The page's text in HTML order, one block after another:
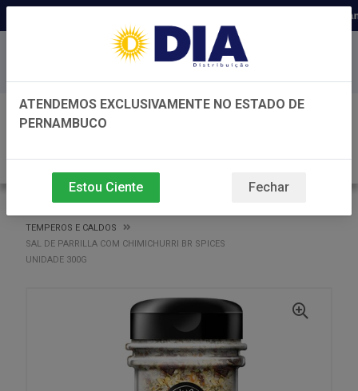
Distribuidora há 22 anos em
Baixe já nosso APP
TEMPEROS E CALDOS
SAL DE PARRILLA COM CHIMICHURRI BR SPICES
UNIDADE 300G
ATENDEMOS EXCLUSIVAMENTE NO ESTADO DE
PERNAMBUCO
Estou Ciente Fechar